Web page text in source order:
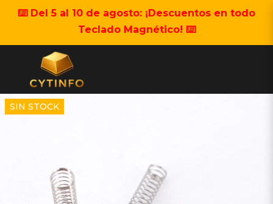
⌨️ Del 5 al 10 de agosto: ¡Descuentos en todo
Teclado Magnético! ⌨️
SIN STOCK